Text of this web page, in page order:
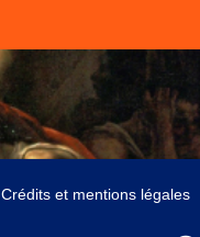
Crédits et mentions légales